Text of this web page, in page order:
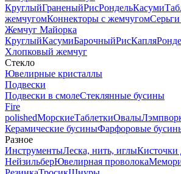
КруглыйГраненыйРисРондельКасуми
жемчугомКоннекторы с жемчугом
Жемчуг Майорка
КруглыйКасумиБарочныйРисКапля
Хлопковый жемчуг
Стекло
Ювелирные кристаллы
Подвески
Подвески в смолеСтеклянные бусины
Fire
polishedМорскиеТаблеткиОвалы
Керамические бусиныФарфоровые
Разное
ИнструментыЛеска, нить, иглыКисточки
НейзильберЮвелирная проволока